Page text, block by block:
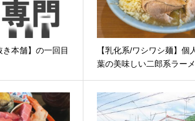
本舗】の一回目
【乳化系/ワシワシ麺】個
葉の美味しい二郎系ラー